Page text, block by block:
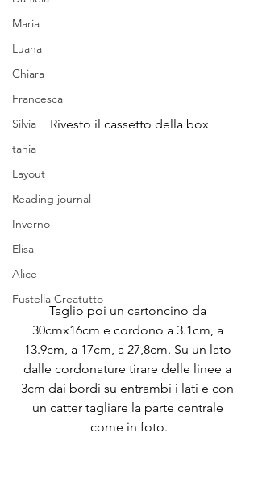
Maria
Luana
Chiara
Francesca
Silvia
tania
Layout
Reading journal
Inverno
Elisa
Alice
Fustella Creatutto
Rivesto il cassetto della box
Taglio poi un cartoncino da
30cmx16cm e cordono a 3.1cm, a
13.9cm, a 17cm, a 27,8cm. Su un lato
dalle cordonature tirare delle linee a
3cm dai bordi su entrambi i lati e con
un catter tagliare la parte centrale
come in foto.